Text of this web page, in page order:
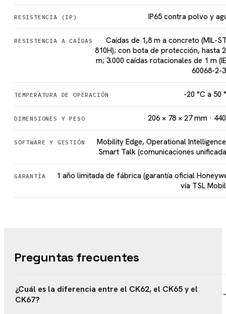
RESISTENCIA (IP) IP65 contra polvo y
RESISTENCIA A CAÍDAS
Caídas de 1,8 m a concreto (MIL-
810H); con bota de protección, hasta
m; 3.000 caídas rotacionales de 1 m
60068-2-
TEMPERATURA DE OPERACIÓN -20 °C a 50
DIMENSIONES Y PESO 206 × 78 × 27 mm ·
SOFTWARE Y GESTIÓN
Mobility Edge, Operational
Smart Talk (comunicaciones
GARANTÍA
1 año limitada de fábrica (garantía oficial
vía TSL
Preguntas frecuentes
¿Cuál es la diferencia entre el CK62, el CK65 y el
CK67?